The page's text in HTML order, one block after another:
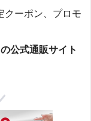
クーポン、プロモ
の公式通販サイト